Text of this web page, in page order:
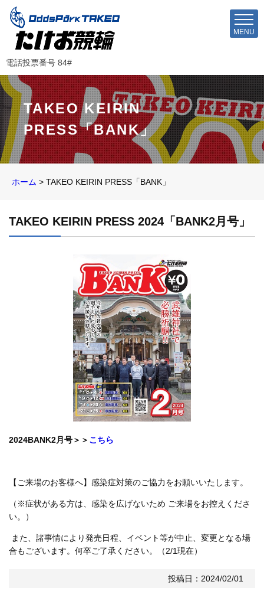
電話投票番号 84#
TAKEO KEIRIN
PRESS「BANK」
ホーム > TAKEO KEIRIN PRESS「BANK」
TAKEO KEIRIN PRESS 2024「BANK2月号」
2024BANK2月号＞＞ こちら
【ご来場のお客様へ】感染症対策のご協力をお願いいたします。
（※症状がある方は、感染を広げないため ご来場をお控えくださ
い。）
また、諸事情により発売日程、イベント等が中止、変更となる場
合もございます。何卒ご了承ください。（2/1現在）
投稿日：2024/02/01
MENU